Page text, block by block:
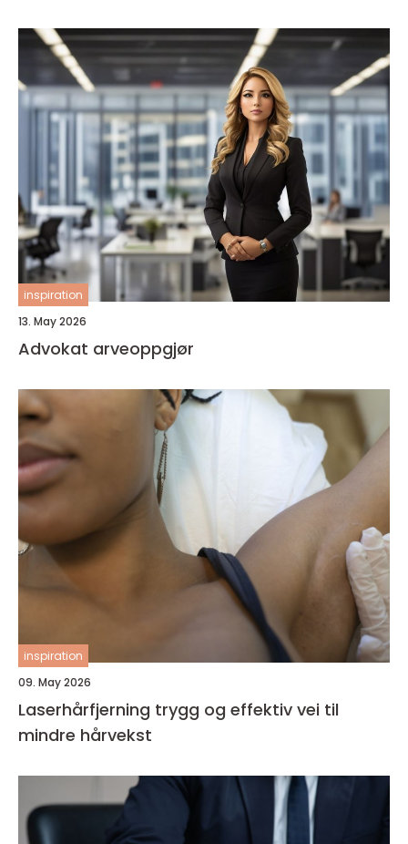
inspiration
13. May 2026
Advokat arveoppgjør
inspiration
09. May 2026
Laserhårfjerning trygg og effektiv vei til
mindre hårvekst